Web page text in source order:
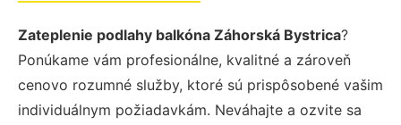
Zateplenie podlahy balkóna Záhorská Bystrica?
Ponúkame vám profesionálne, kvalitné a zároveň
cenovo rozumné služby, ktoré sú prispôsobené vašim
individuálnym požiadavkám. Neváhajte a ozvite sa